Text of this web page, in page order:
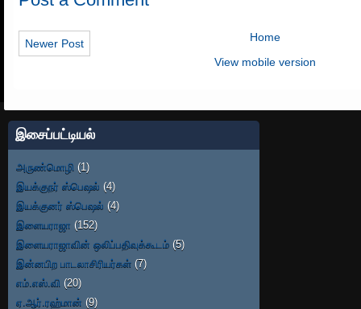
Newer Post
Home
View mobile version
இசைப்பட்டியல்
அருண்மொழி (1)
இயக்குநர் ஸ்பெஷல் (4)
இயக்குனர் ஸ்பெஷல் (4)
இளையராஜா (152)
இளையராஜாவின் ஒலிப்பதிவுக்கூடம் (5)
இன்னபிற பாடலாசிரியர்கள் (7)
எம்.எஸ்.வி (20)
ஏ.ஆர்.ரஹ்மான் (9)